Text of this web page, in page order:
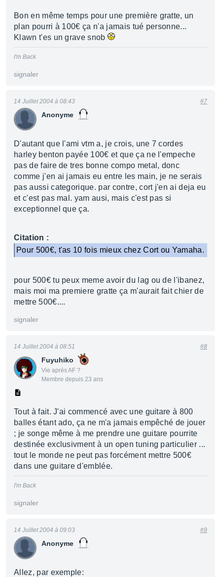
Bon en même temps pour une première gratte, un
plan pourri à 100€ ça n'a jamais tué personne...
Klawn t'es un grave snob
I'm Back
signaler
Anonyme
14 Juillet 2004 à 08:43 #7
D'autant que l'ami vtm a, je crois, une 7 cordes
harley benton payée 100€ et que ça ne l'empeche
pas de faire de tres bonne compo metal, donc
comme j'en ai jamais eu entre les main, je ne serais
pas aussi categorique. par contre, cort j'en ai deja eu
et c'est pas mal. yam ausi, mais c'est pas si
exceptionnel que ça.
Citation :
Pour 500€, t'as 10 fois mieux chez Cort ou Yamaha.
pour 500€ tu peux meme avoir du lag ou de l'ibanez,
mais moi ma premiere gratte ça m'aurait fait chier de
mettre 500€....
signaler
Fuyuhiko
Vie après AF ?
Membre depuis 23 ans
14 Juillet 2004 à 08:51 #8
Tout à fait. J'ai commencé avec une guitare à 800
balles étant ado, ça ne m'a jamais empêché de jouer
; je songe même à me prendre une guitare pourrite
destinée exclusivment à un open tuning particulier ...
tout le monde ne peut pas forcément mettre 500€
dans une guitare d'emblée.
I'm Back
signaler
Anonyme
14 Juillet 2004 à 09:03 #9
Allez, par exemple: